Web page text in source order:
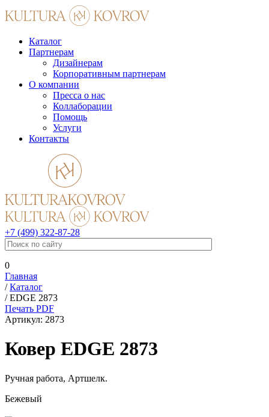
Каталог
Партнерам
Дизайнерам
Корпоративным партнерам
О компании
Пресса о нас
Коллаборации
Помощь
Услуги
Контакты
+7 (499) 322-87-28
0
Главная
/Каталог
/EDGE 2873
Печать PDF
Артикул: 2873
Ковер EDGE 2873
Ручная работа, Артшелк.
Бежевый